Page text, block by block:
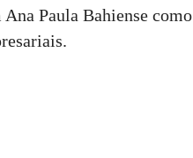
Paula Bahiense